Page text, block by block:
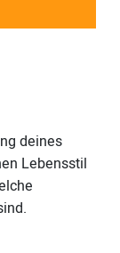
deines
Lebensstil